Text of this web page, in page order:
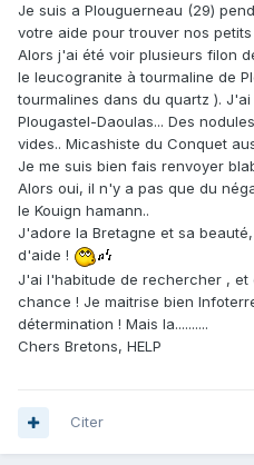
Je suis a Plouguerneau (29)
votre aide pour trouver nos
Alors j'ai été voir plusieurs filon
le leucogranite à tourmaline de
tourmalines dans du quartz ).
Plougastel-Daoulas... Des
vides.. Micashiste du Conquet
Je me suis bien fais renvoyer
Alors oui, il n'y a pas que du
le Kouign hamann..
J'adore la Bretagne et sa
d'aide !
J'ai l'habitude de rechercher , et
chance ! Je maitrise bien
détermination ! Mais la..........
Chers Bretons, HELP
Citer